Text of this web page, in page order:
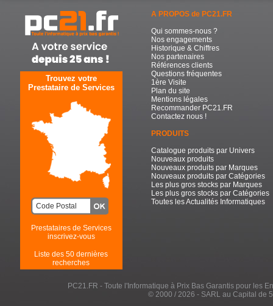
Trouvez votre
Prestataire de Services
Prestataires de Services
inscrivez-vous
Liste des 50 dernières
recherches
A PROPOS de PC21.FR
Qui sommes-nous ?
Nos engagements
Historique & Chiffres
Nos partenaires
Références clients
Questions fréquentes
1ère Visite
Plan du site
Mentions légales
Recommander PC21.FR
Contactez nous !
PRODUITS
Catalogue produits par Univers
Nouveaux produits
Nouveaux produits par Marques
Nouveaux produits par Catégories
Les plus gros stocks par Marques
Les plus gros stocks par Catégories
Toutes les Actualités Informatiques
PC21.FR - Toute l'Informatique à Prix Bas Garantis pour les
© 2000 / 2026 - SARL au Capital de